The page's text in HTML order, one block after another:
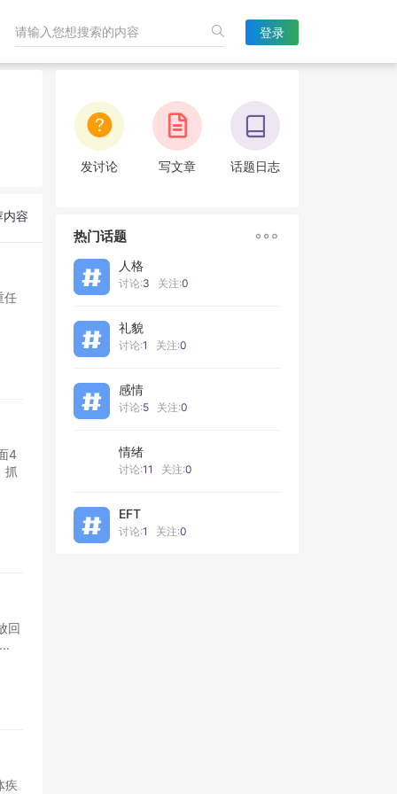
登录
内容
任
4
抓
回
疾
发讨论 写文章 话题日志
热门话题 
人格
讨论:3 关注:0
礼貌
讨论:1 关注:0
感情
讨论:5 关注:0
情绪
讨论:11 关注:0
EFT
讨论:1 关注:0